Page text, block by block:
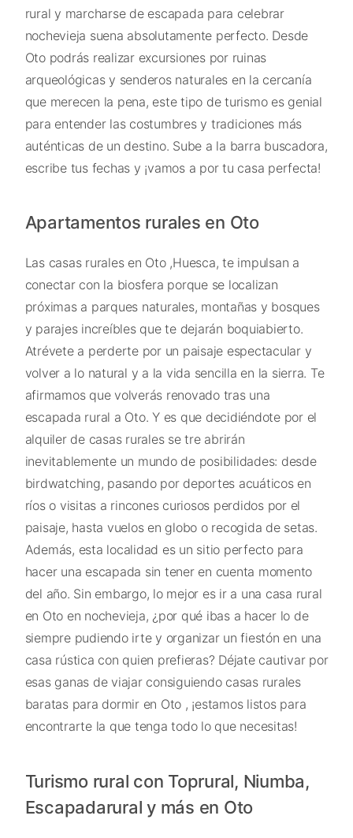
rural y marcharse de escapada para celebrar
nochevieja suena absolutamente perfecto. Desde
Oto podrás realizar excursiones por ruinas
arqueológicas y senderos naturales en la cercanía
que merecen la pena, este tipo de turismo es genial
para entender las costumbres y tradiciones más
auténticas de un destino. Sube a la barra buscadora,
escribe tus fechas y ¡vamos a por tu casa perfecta!
Apartamentos rurales en Oto
Las casas rurales en Oto ,Huesca, te impulsan a
conectar con la biosfera porque se localizan
próximas a parques naturales, montañas y bosques
y parajes increíbles que te dejarán boquiabierto.
Atrévete a perderte por un paisaje espectacular y
volver a lo natural y a la vida sencilla en la sierra. Te
afirmamos que volverás renovado tras una
escapada rural a Oto. Y es que decidiéndote por el
alquiler de casas rurales se tre abrirán
inevitablemente un mundo de posibilidades: desde
birdwatching, pasando por deportes acuáticos en
ríos o visitas a rincones curiosos perdidos por el
paisaje, hasta vuelos en globo o recogida de setas.
Además, esta localidad es un sitio perfecto para
hacer una escapada sin tener en cuenta momento
del año. Sin embargo, lo mejor es ir a una casa rural
en Oto en nochevieja, ¿por qué ibas a hacer lo de
siempre pudiendo irte y organizar un fiestón en una
casa rústica con quien prefieras? Déjate cautivar por
esas ganas de viajar consiguiendo casas rurales
baratas para dormir en Oto , ¡estamos listos para
encontrarte la que tenga todo lo que necesitas!
Turismo rural con Toprural, Niumba,
Escapadarural y más en Oto